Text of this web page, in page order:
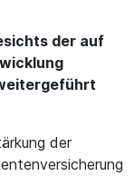
der auf
der